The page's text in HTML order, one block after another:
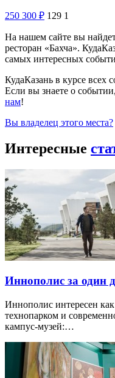
250 300 ₽ 129 1
На нашем сайте вы
ресторан «Бахча».
самых интересных
КудаКазань в курсе всех
Если вы знаете о
нам!
Вы владелец этого места?
Интересные
Иннополис за один
Иннополис интересен
технопарком и
кампус-музей:…